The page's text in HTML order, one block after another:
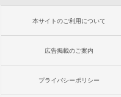
本サイトのご利用について
広告掲載のご案内
プライバシーポリシー